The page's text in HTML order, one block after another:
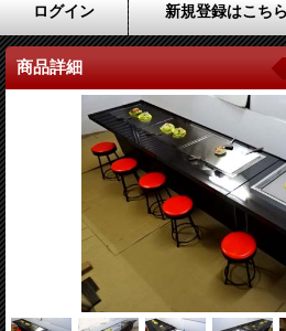
ログイン 新規登録はこちら
商品詳細